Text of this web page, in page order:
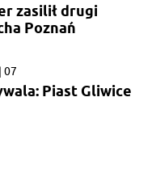
zasilił drugi
Poznań
07
Piast Gliwice